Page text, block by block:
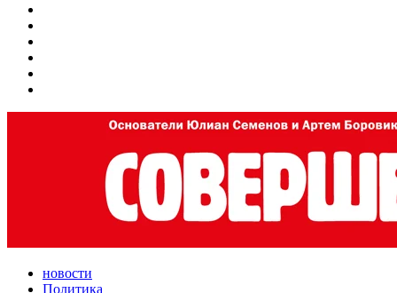
новости
Политика